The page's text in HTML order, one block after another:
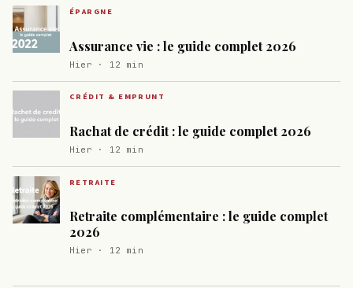
ÉPARGNE
Assurance vie : le guide complet 2026
Hier · 12 min
CRÉDIT & EMPRUNT
Rachat de crédit : le guide complet 2026
Hier · 12 min
RETRAITE
Retraite complémentaire : le guide complet
2026
Hier · 12 min